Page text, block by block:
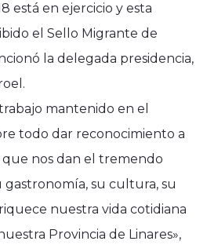
está en ejercicio y esta
el Sello Migrante de
la delegada presidencia,
mantenido en el
todo dar reconocimiento a
que nos dan el tremendo
gastronomía, su cultura, su
nuestra vida cotidiana
Provincia de Linares»,